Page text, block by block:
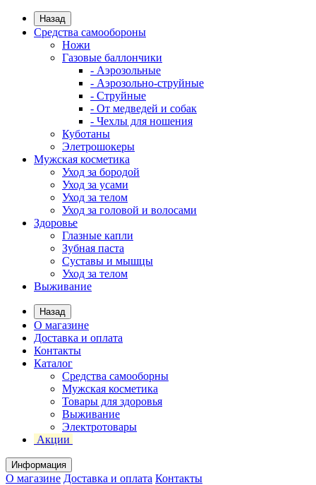
Назад
Средства самообороны
Ножи
Газовые баллончики
- Аэрозольные
- Аэрозольно-струйные
- Струйные
- От медведей и собак
- Чехлы для ношения
Куботаны
Элетрошокеры
Мужская косметика
Уход за бородой
Уход за усами
Уход за телом
Уход за головой и волосами
Здоровье
Глазные капли
Зубная паста
Суставы и мышцы
Уход за телом
Выживание
Назад
О магазине
Доставка и оплата
Контакты
Каталог
Средства самооборны
Мужская косметика
Товары для здоровья
Выживание
Электротовары
Акции
Информация
О магазине Доставка и оплата Контакты